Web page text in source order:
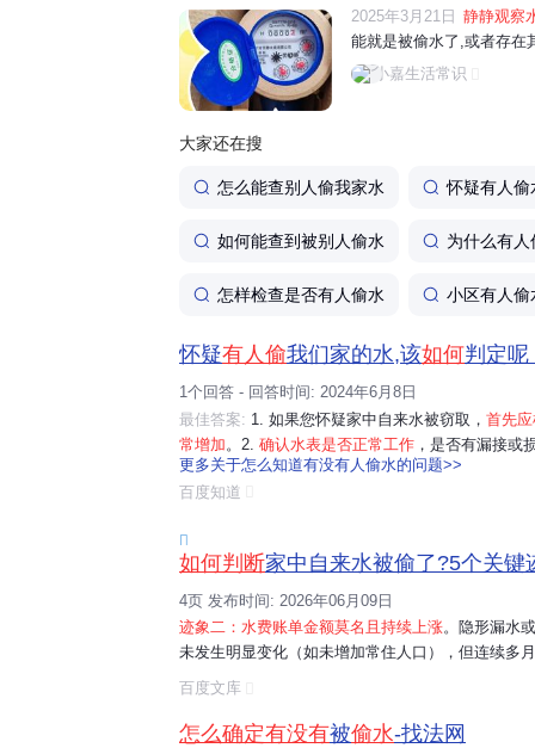
确认不是漏水且怀疑偷水， 拍照留证，直
需要我帮你整理物业和供水公司投诉的注
题。
2025年3月21日 静静观察
能就是被偷水了,或者存在
小嘉生活常识
大家还在搜
怎么能查别人偷我家水 怀疑有人偷
如何能查到被别人偷水 为什么有人
怎样检查是否有人偷水 小区有人偷
怀疑有人偷我们家的水,该如何判定呢
1个回答 - 回答时间: 2024年6月8日
最佳答案: 1. 如果您怀疑家中自来水被窃取， 首先
常增加 。2. 确认水表是否正常工作 ，是否有漏接或
特别是隐蔽的管道部分，如墙壁内部或地下管道。
自来水公司
更多关于怎么知道有没有人偷水的问题>>
百度知道

如何判断家中自来水被偷了?5个关
4页 发布时间: 2026年06月09日
迹象二：水费账单金额莫名且持续上涨。隐形漏水
未发生明显变化（如未增加常住人口），但连续多
据显示，隐形漏水平均可占到家庭总用水量的
百度文库
怎么确定有没有被偷水-找法网